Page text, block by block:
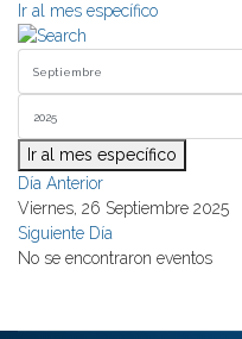
Ir al mes específico
Ir al mes específico
Día Anterior
Viernes, 26 Septiembre 2025
Siguiente Día
No se encontraron eventos